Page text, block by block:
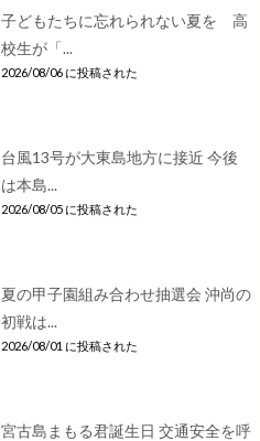
子どもたちに忘れられない夏を 高
校生が「...
2026/08/06 に投稿された
台風13号が大東島地方に接近 今後
は本島...
2026/08/05 に投稿された
夏の甲子園組み合わせ抽選会 沖尚の
初戦は...
2026/08/01 に投稿された
宮古島まもる君誕生日 交通安全を呼